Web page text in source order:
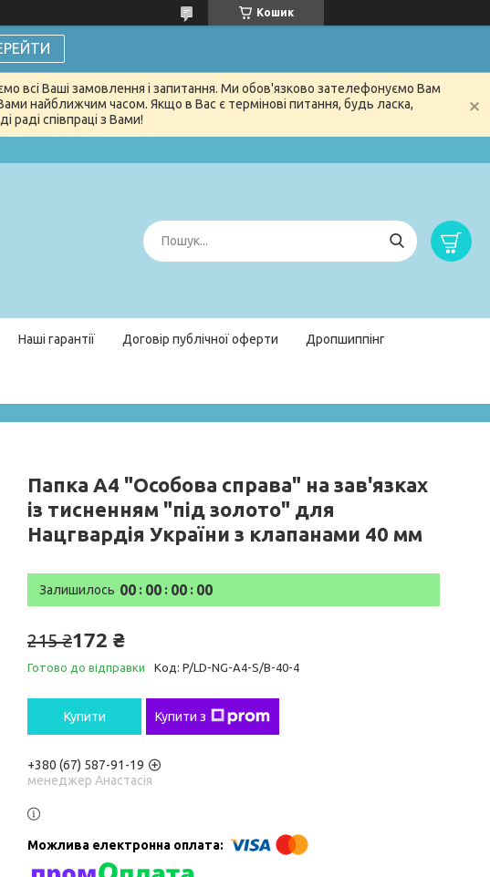
Кошик
всі Ваші замовлення і запитання. Ми обов'язково зателефонуємо Вам
найближчим часом. Якщо в Вас є термінові питання, будь ласка,
співпраці з Вами!
Наші гарантії Договір публічної оферти Дропшиппінг
Папка А4 "Особова справа" на зав'язках
із тисненням "під золото" для
Нацгвардія України з клапанами 40 мм
Залишилось 00 00 00 00
215 ₴172 ₴
Готово до відправки Код: P/LD-NG-А4-S/B-40-4
Купити Купити з
+380 (67) 587-91-19
менеджер Анастасія